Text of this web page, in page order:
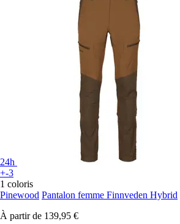
24h
+-3
1 coloris
Pinewood Pantalon femme Finnveden Hybrid
À partir de 139,95 €